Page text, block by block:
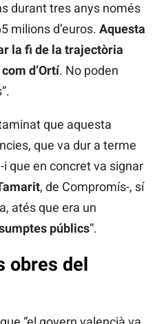
durant tres anys només
milions d’euros. Aquesta
la fi de la trajectòria
d’Ortí. No poden
que aquesta
que va dur a terme
que en concret va signar
, de Compromís-, sí
atés que era un
públics“.
obres del